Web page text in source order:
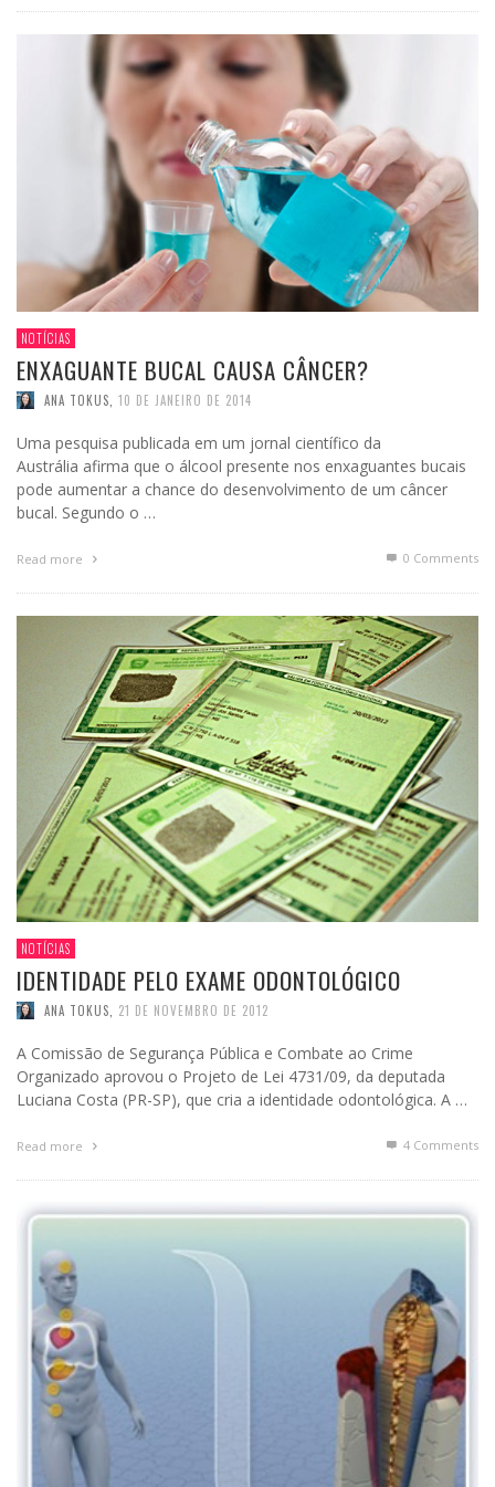
NOTÍCIAS
ENXAGUANTE BUCAL CAUSA CÂNCER?
ANA TOKUS 10 DE JANEIRO DE 2014
Uma pesquisa publicada em um jornal científico da
Austrália afirma que o álcool presente nos enxaguantes bucais
pode aumentar a chance do desenvolvimento de um câncer
bucal. Segundo o …
Read more 0 Comments
NOTÍCIAS
IDENTIDADE PELO EXAME ODONTOLÓGICO
ANA TOKUS 21 DE NOVEMBRO DE 2012
A Comissão de Segurança Pública e Combate ao Crime
Organizado aprovou o Projeto de Lei 4731/09, da deputada
Luciana Costa (PR-SP), que cria a identidade odontológica. A …
Read more 4 Comments